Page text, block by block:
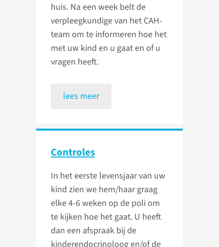
huis. Na een week belt de
verpleegkundige van het CAH-
team om te informeren hoe het
met uw kind en u gaat en of u
vragen heeft.
lees meer
Controles
In het eerste levensjaar van uw
kind zien we hem/haar graag
elke 4-6 weken op de poli om
te kijken hoe het gaat. U heeft
dan een afspraak bij de
kinderendocrinoloog en/of de